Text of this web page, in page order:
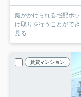
鍵がかけられる宅配ボ
け取りを行うことがで
見る
賃貸マンション